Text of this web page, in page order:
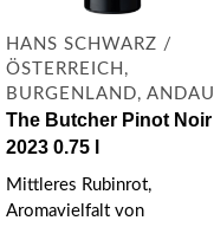
HANS SCHWARZ /
ÖSTERREICH,
BURGENLAND, ANDAU
The Butcher Pinot Noir
2023 0.75 l
Mittleres Rubinrot,
Aromavielfalt von